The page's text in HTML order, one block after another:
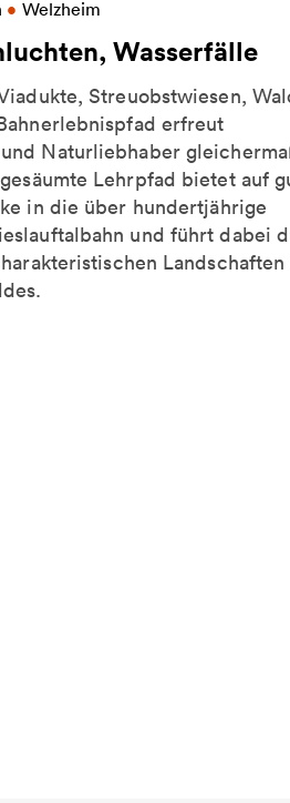
• Welzheim
Wasserfälle
Streuobstwiesen,
erfreut
Naturliebhaber
Lehrpfad bietet auf
in die über hundertjährige
und führt dabei
Landschaften
zu Schienen,